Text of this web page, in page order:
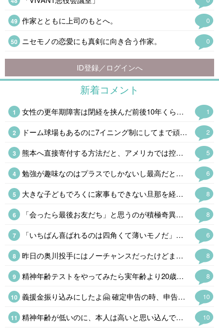
0
作家とともに上司のもとへ。
0
ニセモノの恋愛にも真剣に向き合う作家。
ID登録／ログインへ
新着コメント
1
女性の更年期障害は閉経を挟んだ前後10年くらいだけど、男性はホルモンが減り続けるので区切りがないし、60代になって老年期だから大丈夫ということもないそうだ。(それくらいで発症する場合も多い) 問題は生活習慣病が悪化したり、フレイルの加速で足腰が怪しくなったり、認知症のリスクが上がるというのでかなり厄介である。男性の乳ガンより確率は高いんだからもっと知られるべきだと思う。
2
ドーム球場もあるのに7イニング制にしてまで頑なに甲子園でやるのはたんに利用料がタダという理由らしい。ユニフォームが派手で学生野球らしくないと明治時代みたいなコト言ってた高野連もうまくやれんもんだ。
5
熊本へ直接寄付する方法だと、アメリカでは控除の対象にならない 泣 こっちからだとクレカで寄付するのが手数料取られないし一番簡単なんだけど、控除を受けたいから日本へ寄付する時はアメリカの赤十字を経由してる
6
勉強が趣味なのはプラスでしかないし最高だと思う 最近、勉強しない人はダメだと思う出来事が多くて、より強く思う 勉強しない人は努力しないから、だらしないし疲れる
8
大きな子どもでろくに家事もできない旦那を経済的に自立した嫁さんが捨てるという話が多いのだが、そもそもなぜこんなのと結婚したのか、オトコをみる目が絶望的になかったのかと考えてしまう。
8
「会ったら最後お友だち」と思うのが積極奇異型アスペルガーである。対人関係の距離感がバグってるの「でなんなんだ、このヒトは」と思われることが多い。
6
「いちばん喜ばれるのは四角くて薄いモノだ」とミニ角榮さんみたいな先代は言ってたけど、物資はヒカキンさんみたいに同じモノを大量にというのはアリだけど個人でとなると仕分け作業が大変になりそうだ。 ちょっと前に戦地にしゃもじという怪しい木のオブジェを送った総理大臣がいたけど、もらった方はナンジャコレはだったろうなぁ。
8
昨日の奥川投手にはノーチャンスだったけどまあ、しょうがない。スタメンも入団3年目くらいの選手ばかりで前監督が「育成してたら最下位」と言ったメンバーでよくやってる。最近は外国人選手もわりと当たるしFAなしで若手に蓋をしないようになっていくのかな。らしくないけど。
8
精神年齢テストをやってみたら実年齢より20歳若い45歳だった。まだ現役なみに仕事してるからかな。 今の60代はだいたい10年ほど精神年齢が若いヒトが多いそうだけど。
10
義援金振り込みにしたよ🤗 確定申告の時、申告できるし✌ HIKAKINみたいに物資送るのもイイネ
10
精神年齢が低いのに、本人は高いと思い込んでる場合は❓️🤔 「俺は精神年齢50才」が口癖の同級生がいるんだけど、滅茶苦茶ガキなんだよね~😂 気づいてないの本人だけで草なんだけど、本人は思い込んでるから長生きできないのかな❓️